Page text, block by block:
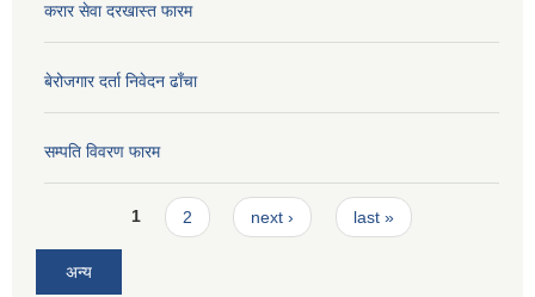
करार सेवा दरखास्त फारम
बेरोजगार दर्ता निवेदन ढाँचा
सम्पति विवरण फारम
Pages1 2 next › last »
अन्य